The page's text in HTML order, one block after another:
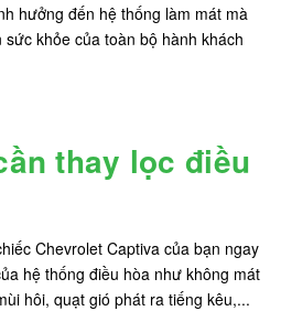
hưởng đến hệ thống làm mát mà
khỏe của toàn bộ hành khách
thay lọc điều
Chevrolet Captiva của bạn ngay
hệ thống điều hòa như không mát
hôi, quạt gió phát ra tiếng kêu,...